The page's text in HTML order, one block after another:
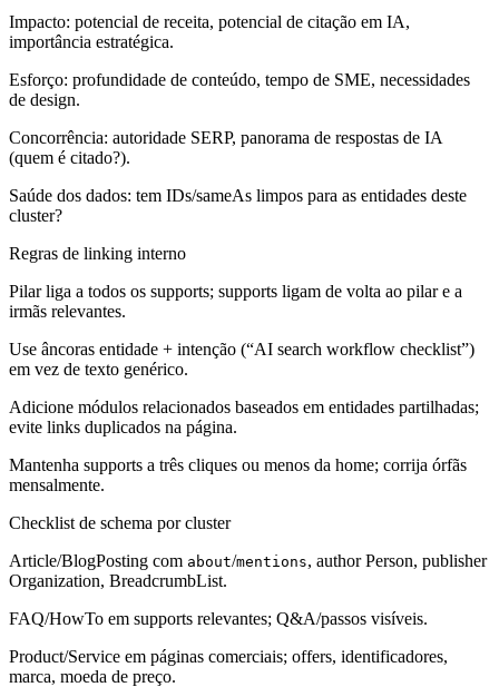
Impacto: potencial de receita, potencial de citação em IA,
importância estratégica.
Esforço: profundidade de conteúdo, tempo de SME, necessidades
de design.
Concorrência: autoridade SERP, panorama de respostas de IA
(quem é citado?).
Saúde dos dados: tem IDs/sameAs limpos para as entidades deste
cluster?
Regras de linking interno
Pilar liga a todos os supports; supports ligam de volta ao pilar e a
irmãs relevantes.
Use âncoras entidade + intenção (“AI search workflow checklist”)
em vez de texto genérico.
Adicione módulos relacionados baseados em entidades partilhadas;
evite links duplicados na página.
Mantenha supports a três cliques ou menos da home; corrija órfãs
mensalmente.
Checklist de schema por cluster
Article/BlogPosting com about/mentions, author Person, publisher
Organization, BreadcrumbList.
FAQ/HowTo em supports relevantes; Q&A/passos visíveis.
Product/Service em páginas comerciais; offers, identificadores,
marca, moeda de preço.